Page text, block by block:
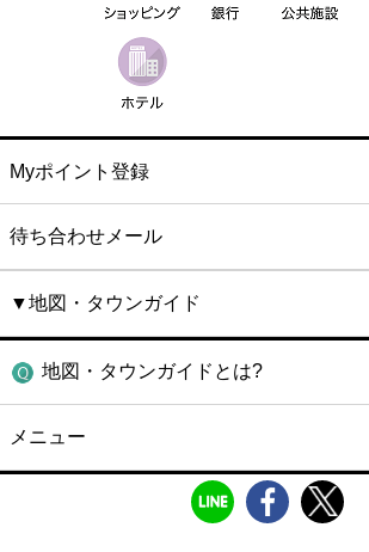
Myポイント登録
待ち合わせメール
▼地図・タウンガイド
地図・タウンガイドとは?
メニュー